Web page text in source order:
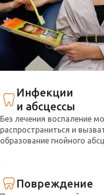
Инфекции
и абсцессы
Без лечения воспаление
распространиться и
образование гнойного
Повреждение